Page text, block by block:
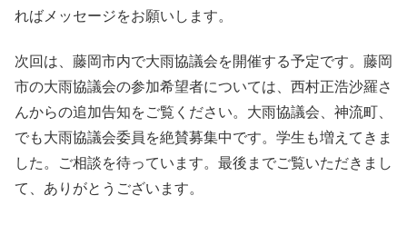
ればメッセージをお願いします。
次回は、藤岡市内で大雨協議会を開催する予定です。藤岡
市の大雨協議会の参加希望者については、西村正浩沙羅さ
んからの追加告知をご覧ください。大雨協議会、神流町、
でも大雨協議会委員を絶賛募集中です。学生も増えてきま
した。ご相談を待っています。最後までご覧いただきまし
て、ありがとうございます。